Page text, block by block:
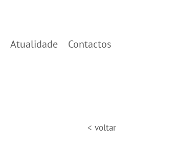
Atualidade Contactos
< voltar